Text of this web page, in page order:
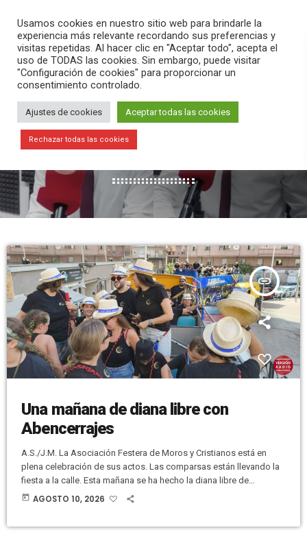
search menu pause PLAY
FIESTAS
insert_link
Una mañana de diana libre con
Abencerrajes
A.S./J.M. La Asociación Festera de Moros y Cristianos está en
plena celebración de sus actos. Las comparsas están llevando la
fiesta a la calle. Esta mañana se ha hecho la diana libre de
Abencerrajes y se ha hecho una invitación especial a Versión
today AGOSTO 10, 2026
Usamos cookies en nuestro sitio web para brindarle la
experiencia más relevante recordando sus preferencias y
visitas repetidas. Al hacer clic en "Aceptar todo", acepta el
uso de TODAS las cookies. Sin embargo, puede visitar
"Configuración de cookies" para proporcionar un
consentimiento controlado.
Ajustes de cookies Aceptar todas las cookies
Rechazar todas las cookies